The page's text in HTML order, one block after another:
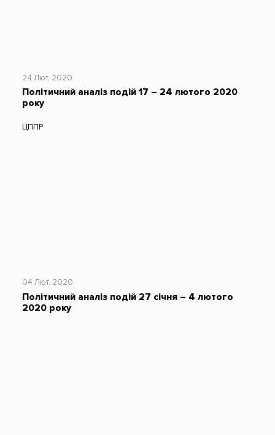
24 Лют, 2020
Політичний аналіз подій 17 – 24 лютого 2020
року
ЦППР
04 Лют, 2020
Політичний аналіз подій 27 січня – 4 лютого
2020 року